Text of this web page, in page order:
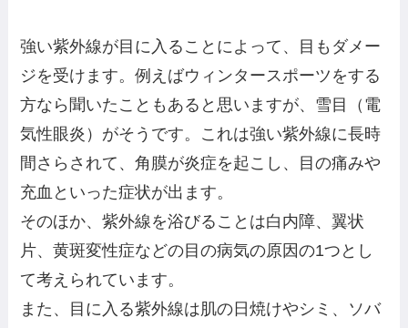
強い紫外線が目に入ることによって、目もダメー
ジを受けます。例えばウィンタースポーツをする
方なら聞いたこともあると思いますが、雪目（電
気性眼炎）がそうです。これは強い紫外線に長時
間さらされて、角膜が炎症を起こし、目の痛みや
充血といった症状が出ます。
そのほか、紫外線を浴びることは白内障、翼状
片、黄斑変性症などの目の病気の原因の1つとし
て考えられています。
また、目に入る紫外線は肌の日焼けやシミ、ソバ